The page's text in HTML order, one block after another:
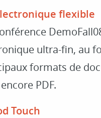
flexible
ultra-fin, au
formats de
PDF.
Touch